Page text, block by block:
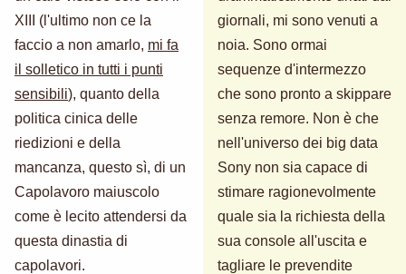
XIII (l'ultimo non ce la
faccio a non amarlo, mi fa
il solletico in tutti i punti
sensibili), quanto della
politica cinica delle
riedizioni e della
mancanza, questo sì, di un
Capolavoro maiuscolo
come è lecito attendersi da
questa dinastia di
capolavori.
giornali, mi sono venuti a
noia. Sono ormai
sequenze d'intermezzo
che sono pronto a skippare
senza remore. Non è che
nell'universo dei big data
Sony non sia capace di
stimare ragionevolmente
quale sia la richiesta della
sua console all'uscita e
tagliare le prevendite